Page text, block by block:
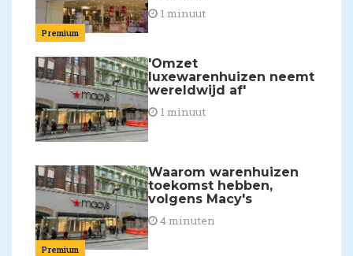
Premium
1 minuut
'Omzet
luxewarenhuizen neemt
wereldwijd af'
1 minuut
Premium
Waarom warenhuizen
toekomst hebben,
volgens Macy's
4 minuten